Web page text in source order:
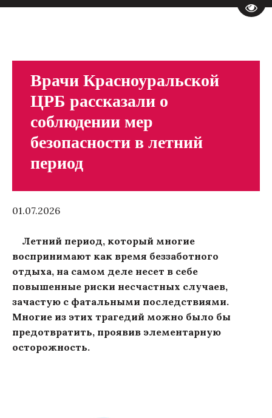
Врачи Красноуральской
ЦРБ рассказали о
соблюдении мер
безопасности в летний
период
01.07.2026
Летний период, который многие
воспринимают как время беззаботного
отдыха, на самом деле несет в себе
повышенные риски несчастных случаев,
зачастую с фатальными последствиями.
Многие из этих трагедий можно было бы
предотвратить, проявив элементарную
осторожность.